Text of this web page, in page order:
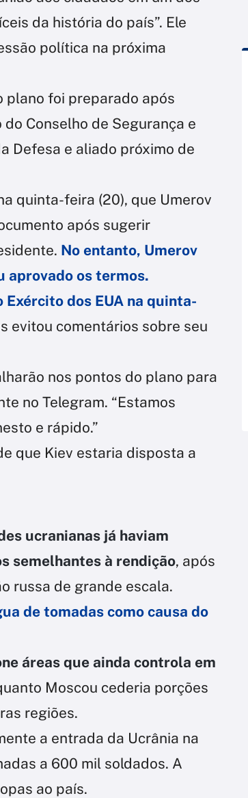
da história do país”. Ele
política na próxima
plano foi preparado após
Conselho de Segurança e
Defesa e aliado próximo de
quinta-feira (20), que Umerov
após sugerir
No entanto, Umerov
aprovado os termos.
dos EUA na quinta-
evitou comentários sobre seu
nos pontos do plano para
no Telegram. “Estamos
e rápido.”
que Kiev estaria disposta a
ucranianas já haviam
semelhantes à rendição, após
russa de grande escala.
de tomadas como causa do
áreas que ainda controla em
Moscou cederia porções
regiões.
a entrada da Ucrânia na
a 600 mil soldados. A
ao país.